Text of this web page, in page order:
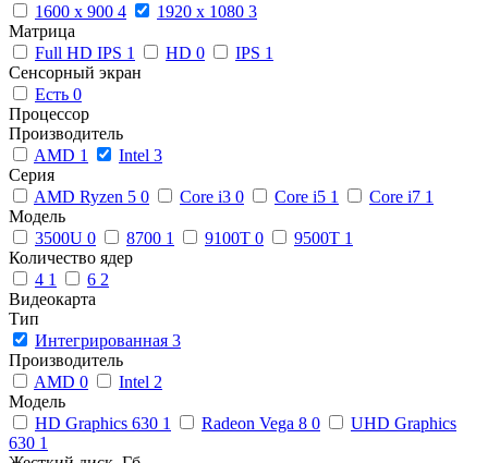
1600 x 900 4 1920 x 1080 3
Матрица
Full HD IPS 1 HD 0 IPS 1
Сенсорный экран
Есть 0
Процессор
Производитель
AMD 1 Intel 3
Серия
AMD Ryzen 5 0 Core i3 0 Core i5 1 Core i7 1
Модель
3500U 0 8700 1 9100T 0 9500T 1
Количество ядер
4 1 6 2
Видеокарта
Тип
Интегрированная 3
Производитель
AMD 0 Intel 2
Модель
HD Graphics 630 1 Radeon Vega 8 0
UHD Graphics
630 1